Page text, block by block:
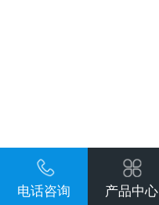
电话咨询 产品中心